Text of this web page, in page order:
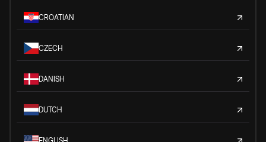
CROATIAN
CZECH
DANISH
DUTCH